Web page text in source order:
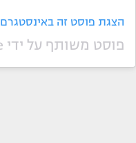
הצגת פוסט זה באינסטגרם
פוסט משותף על ידי ‏‎Interview Magazine‎‏ (@‏‎interviewmag‎‏)